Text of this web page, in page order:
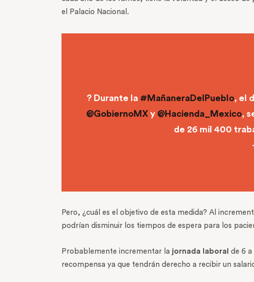
el Palacio Nacional.
? Durante la #MañaneraDelPueblo, el
@GobiernoMX y @Hacienda_Mexico,
de 26 mil 400
Pero, ¿cuál es el objetivo de esta medida? Al
podrían disminuir los tiempos de espera para los
Probablemente incrementar la jornada laboral de 6
recompensa ya que tendrán derecho a recibir un